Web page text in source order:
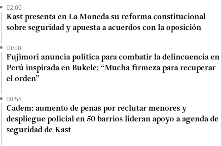
02:00
Kast presenta en La Moneda su reforma constitucional
sobre seguridad y apuesta a acuerdos con la oposición
01:00
Fujimori anuncia política para combatir la delincuencia en
Perú inspirada en Bukele: “Mucha firmeza para recuperar
el orden”
00:58
Cadem: aumento de penas por reclutar menores y
despliegue policial en 50 barrios lideran apoyo a agenda de
seguridad de Kast